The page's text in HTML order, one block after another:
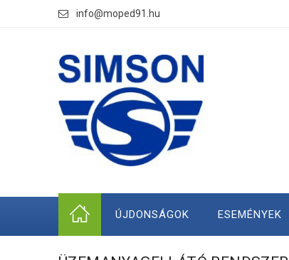
info@moped91.hu
ÚJDONSÁGOK ESEMÉNYEK